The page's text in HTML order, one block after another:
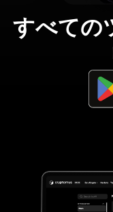
すべての